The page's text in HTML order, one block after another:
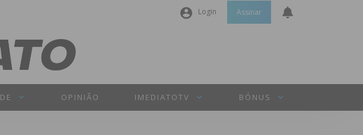
Login
Senha
Assinar
OPINIÃO IMEDIATOTV BÓNUS